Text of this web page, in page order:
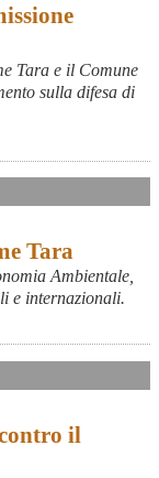
Tara e il Comune
sulla difesa di
Tara
Ambientale,
e internazionali.
il